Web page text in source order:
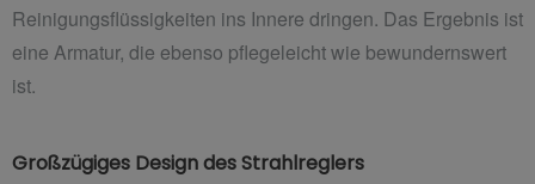
Reinigungsflüssigkeiten ins Innere dringen. Das Ergebnis ist
eine Armatur, die ebenso pflegeleicht wie bewundernswert
ist.
Großzügiges Design des Strahlreglers